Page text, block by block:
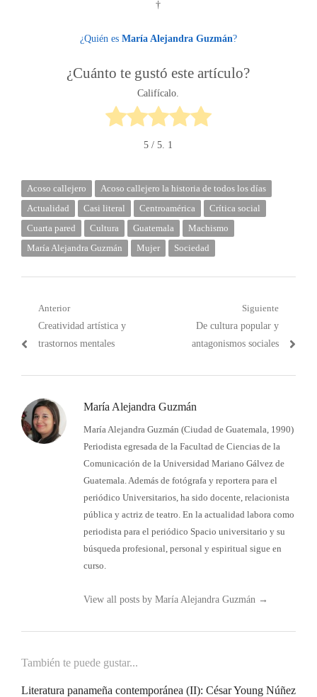
†
¿Quién es María Alejandra Guzmán?
¿Cuánto te gustó este artículo?
Califícalo.
5 / 5. 1
Acoso callejero
Acoso callejero la historia de todos los días
Actualidad
Casi literal Centroamérica
Crítica social
Cuarta pared
Cultura Guatemala
Machismo
María Alejandra Guzmán
Mujer Sociedad
Navegación
de
Anterior
Post
anterior:
Creatividad artística y
trastornos mentales
Siguiente
Próximo
post:
De cultura popular y
antagonismos sociales
María Alejandra Guzmán
María Alejandra Guzmán (Ciudad de Guatemala, 1990)
Periodista egresada de la Facultad de Ciencias de la
Comunicación de la Universidad Mariano Gálvez de
Guatemala. Además de fotógrafa y reportera para el
periódico Universitarios, ha sido docente, relacionista
pública y actriz de teatro. En la actualidad labora como
periodista para el periódico Spacio universitario y su
búsqueda profesional, personal y espiritual sigue en
curso.
View all posts by María Alejandra Guzmán →
También te puede gustar...
Literatura panameña contemporánea (II): César Young Núñez